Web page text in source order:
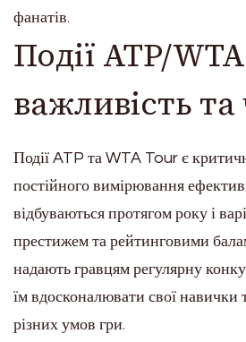
фанатів.
Події ATP/
важливість
Події ATP та WTA Tour є
постійного вимірювання
відбуваються протягом року і
престижем та рейтинговими
надають гравцям регулярну
їм вдосконалювати свої навички
різних умов гри.